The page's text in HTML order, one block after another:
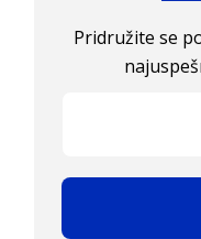
Pridružite se